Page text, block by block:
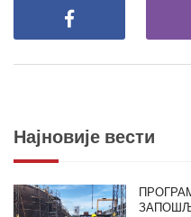
Најновије вести